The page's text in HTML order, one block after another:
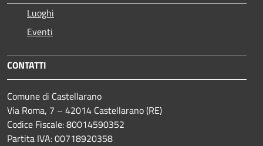
Luoghi
Eventi
CONTATTI
Comune di Castellarano
Via Roma, 7 – 42014 Castellarano (RE)
Codice Fiscale: 80014590352
Partita IVA: 00718920358